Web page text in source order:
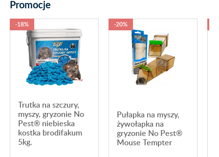
Promocje
Trutka na szczury,
myszy, gryzonie No
Pest® niebieska
kostka brodifakum
5kg.
-18%
Pułapka na myszy,
żywołapka na
gryzonie No Pest®
Mouse Tempter
-20%